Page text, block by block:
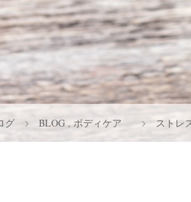
グ BLOG ,ボディケア ストレ